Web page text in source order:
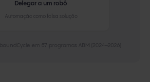
Delegar a um robô
Automação como falsa solução